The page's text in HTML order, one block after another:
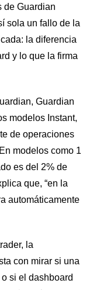
de Guardian
sola un fallo de la
la diferencia
y lo que la firma
Guardian
modelos Instant,
de operaciones
modelos como 1
es del 2% de
que, “en la
automáticamente
la
con mirar si una
si el dashboard